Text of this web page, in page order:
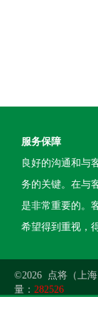
服务保障
良好的沟通和与
务的关键。在与
是非常重要的。
希望得到重视，
©2026 点将（上
量： 282526